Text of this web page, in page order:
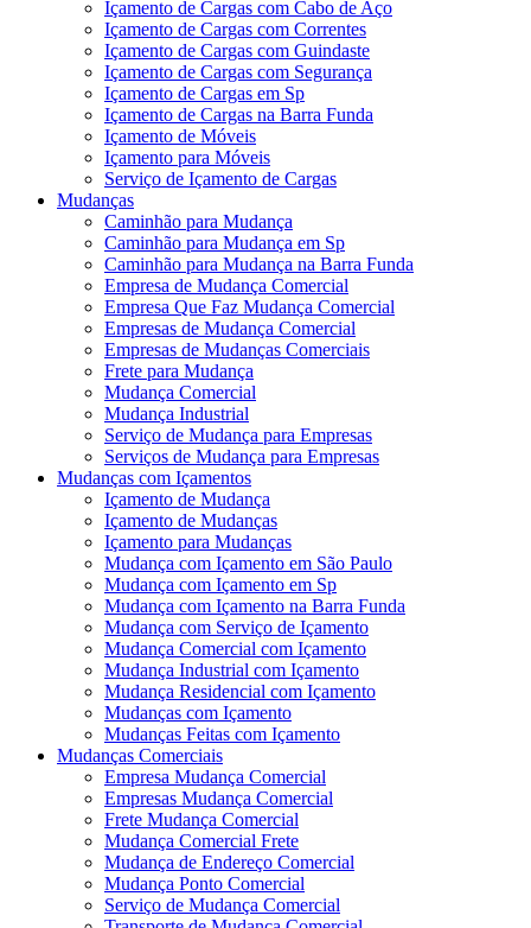
Içamento de Cargas com Cabo de Aço
Içamento de Cargas com Correntes
Içamento de Cargas com Guindaste
Içamento de Cargas com Segurança
Içamento de Cargas em Sp
Içamento de Cargas na Barra Funda
Içamento de Móveis
Içamento para Móveis
Serviço de Içamento de Cargas
Mudanças
Caminhão para Mudança
Caminhão para Mudança em Sp
Caminhão para Mudança na Barra Funda
Empresa de Mudança Comercial
Empresa Que Faz Mudança Comercial
Empresas de Mudança Comercial
Empresas de Mudanças Comerciais
Frete para Mudança
Mudança Comercial
Mudança Industrial
Serviço de Mudança para Empresas
Serviços de Mudança para Empresas
Mudanças com Içamentos
Içamento de Mudança
Içamento de Mudanças
Içamento para Mudanças
Mudança com Içamento em São Paulo
Mudança com Içamento em Sp
Mudança com Içamento na Barra Funda
Mudança com Serviço de Içamento
Mudança Comercial com Içamento
Mudança Industrial com Içamento
Mudança Residencial com Içamento
Mudanças com Içamento
Mudanças Feitas com Içamento
Mudanças Comerciais
Empresa Mudança Comercial
Empresas Mudança Comercial
Frete Mudança Comercial
Mudança Comercial Frete
Mudança de Endereço Comercial
Mudança Ponto Comercial
Serviço de Mudança Comercial